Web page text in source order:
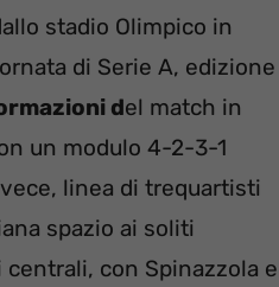
stadio Olimpico in
di Serie A, edizione
del match in
un modulo 4-2-3-1
linea di trequartisti
spazio ai soliti
con Spinazzola e